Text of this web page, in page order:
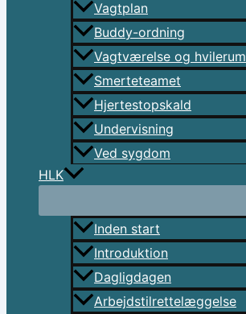
Vagtplan
Buddy-ordning
Vagtværelse og hvilerum
Smerteteamet
Hjertestopskald
Undervisning
Ved sygdom
HLK
Inden start
Introduktion
Dagligdagen
Arbejdstilrettelæggelse